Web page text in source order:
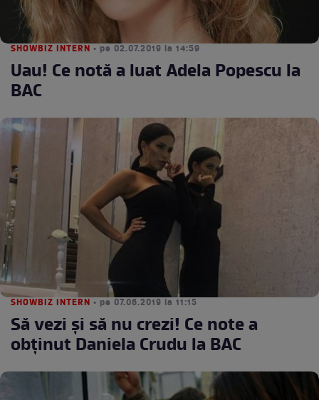
SHOWBIZ INTERN • pe 02.07.2019 la 14:59
Uau! Ce notă a luat Adela Popescu la
BAC
SHOWBIZ INTERN • pe 07.06.2019 la 11:15
Să vezi și să nu crezi! Ce note a
obținut Daniela Crudu la BAC